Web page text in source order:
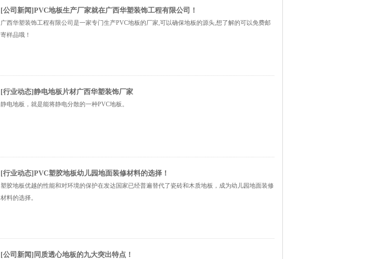
[公司新闻]PVC地板生产厂家就在广西华塑装饰工程有限公司！
广西华塑装饰工程有限公司是一家专门生产PVC地板的厂家,可以确保地板的源头,想了解的可以免费邮
寄样品哦！
[行业动态]静电地板片材广西华塑装饰厂家
静电地板，就是能将静电分散的一种PVC地板。
[行业动态]PVC塑胶地板幼儿园地面装修材料的选择！
塑胶地板优越的性能和对环境的保护在发达国家已经普遍替代了瓷砖和木质地板，成为幼儿园地面装修
材料的选择。
[公司新闻]同质透心地板的九大突出特点！